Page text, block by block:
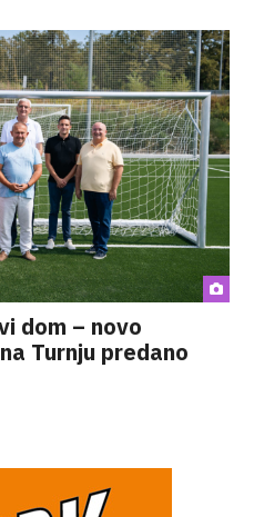
dom – novo
Turnju predano